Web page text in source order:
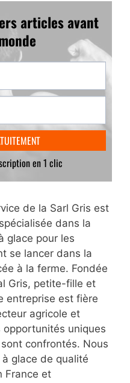
de la Sarl Gris est
dans la
glace pour les
se lancer dans la
à la ferme. Fondée
Gris, petite-fille et
entreprise est fière
agricole et
uniques
confrontés. Nous
glace de qualité
France et